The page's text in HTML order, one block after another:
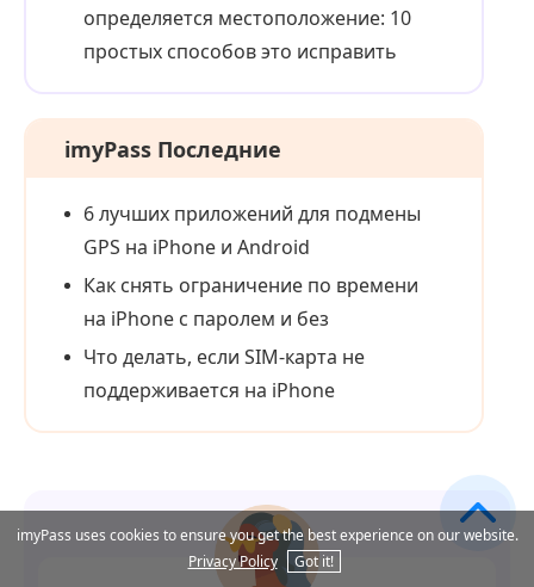
определяется местоположение: 10
простых способов это исправить
imyPass Последние
6 лучших приложений для подмены
GPS на iPhone и Android
Как снять ограничение по времени
на iPhone с паролем и без
Что делать, если SIM‑карта не
поддерживается на iPhone
imyPass uses cookies to ensure you get the best experience on our website.
Privacy Policy
Got it!